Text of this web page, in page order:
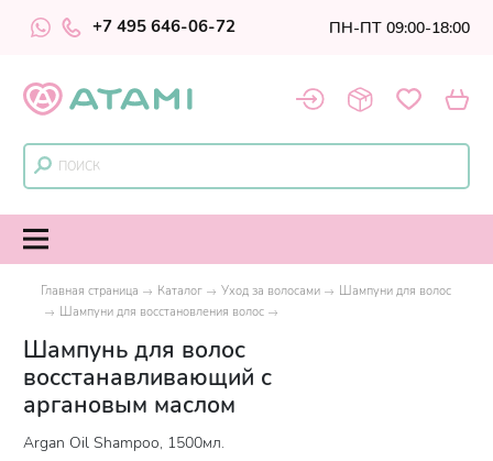
+7 495 646-06-72 ПН-ПТ 09:00-18:00
Главная страница Каталог Уход за волосами
Шампуни для волос
Шампуни для восстановления волос
Шампунь для волос
восстанавливающий с
аргановым маслом
Argan Oil Shampoo, 1500мл.